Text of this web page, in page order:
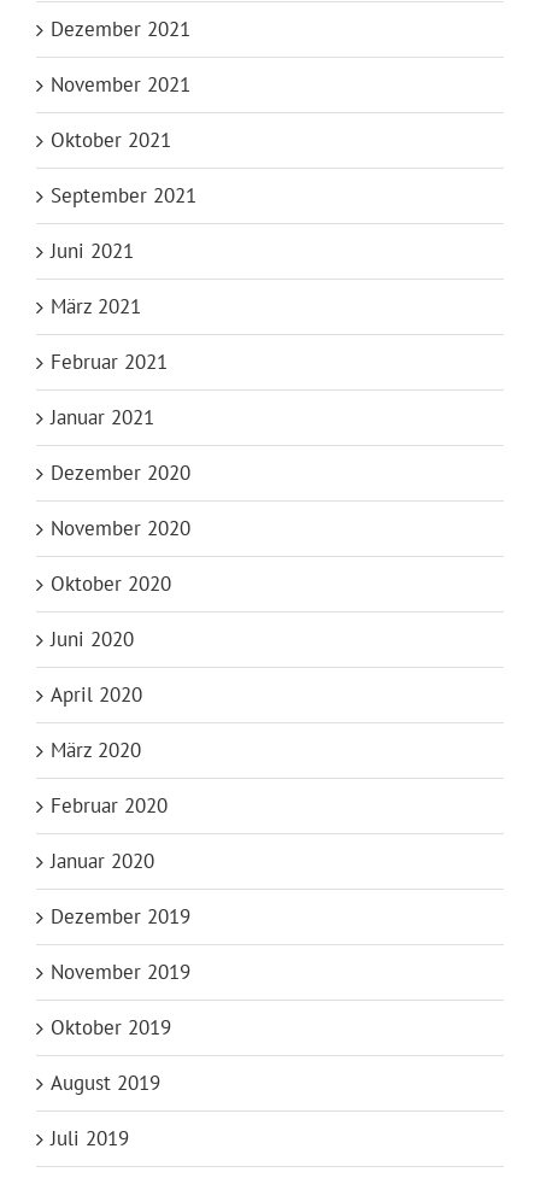
Dezember 2021
November 2021
Oktober 2021
September 2021
Juni 2021
März 2021
Februar 2021
Januar 2021
Dezember 2020
November 2020
Oktober 2020
Juni 2020
April 2020
März 2020
Februar 2020
Januar 2020
Dezember 2019
November 2019
Oktober 2019
August 2019
Juli 2019